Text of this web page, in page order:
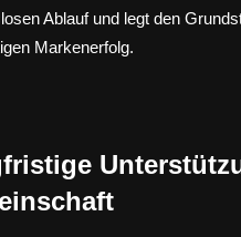
Ablauf und legt den
Markenerfolg.